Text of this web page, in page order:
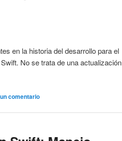
en la historia del desarrollo para el
No se trata de una actualización
comentario